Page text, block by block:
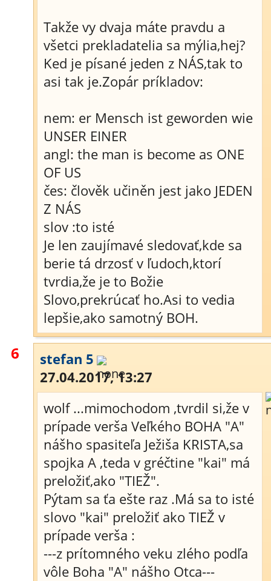
Takže vy dvaja máte pravdu a
všetci prekladatelia sa mýlia,hej?
Ked je písané jeden z NÁS,tak to
asi tak je.Zopár príkladov:
nem: er Mensch ist geworden wie
UNSER EINER
angl: the man is become as ONE
OF US
čes: člověk učiněn jest jako JEDEN
Z NÁS
slov :to isté
Je len zaujímavé sledovať,kde sa
berie tá drzosť v ľudoch,ktorí
tvrdia,že je to Božie
Slovo,prekrúcať ho.Asi to vedia
lepšie,ako samotný BOH.
6
stefan 5
27.04.2017, 13:27
wolf ...mimochodom ,tvrdil si,že v
prípade verša Veľkého BOHA "A"
nášho spasiteľa Ježiša KRISTA,sa
spojka A ,teda v gréčtine "kai" má
preložiť,ako "TIEŽ".
Pýtam sa ťa ešte raz .Má sa to isté
slovo "kai" preložiť ako TIEŽ v
prípade verša :
---z prítomného veku zlého podľa
vôle Boha "A" nášho Otca---